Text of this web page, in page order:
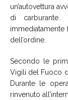
un’autovettura
di carburante.
immediatamente
dell’ordine.
Secondo le
Vigili del Fuoco
Durante le
rinvenuto